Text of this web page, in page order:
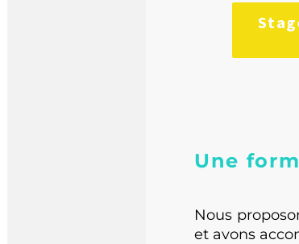
Une
Nous
et avons